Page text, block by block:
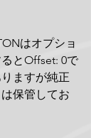
はオプショ
とOffset: 0で
ますが純正
保管してお